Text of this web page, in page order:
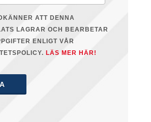
ATT DENNA
LAGRAR OCH BEARBETAR
ENLIGT VÅR
LÄS MER HÄR!